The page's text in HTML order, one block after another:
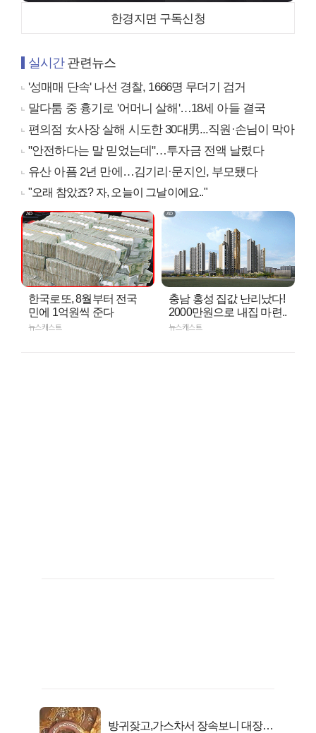
한경지면 구독신청
실시간관련뉴스
'성매매 단속' 나선 경찰, 1666명 무더기 검거
말다툼 중 흉기로 '어머니 살해'…18세 아들 결국
편의점 女사장 살해 시도한 30대男...직원·손님이 막아
"안전하다는 말 믿었는데"…투자금 전액 날렸다
유산 아픔 2년 만에…김기리·문지인, 부모됐다
"오래 참았죠? 자, 오늘이 그날이에요.."
한국로또, 8월부터 전국
민에 1억원씩 준다
뉴스캐스트
충남 홍성 집값 난리났다!
2000만원으로 내집 마련..
뉴스캐스트
방귀잦고,가스차서 장속보니 대장이